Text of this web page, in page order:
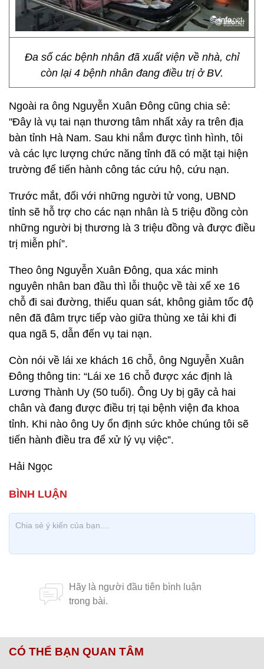
Đa số các bệnh nhân đã xuất viện về nhà, chỉ
còn lại 4 bệnh nhân đang điều trị ở BV.
Ngoài ra ông Nguyễn Xuân Đông cũng chia sẻ:
"Đây là vụ tai nạn thương tâm nhất xảy ra trên địa
bàn tỉnh Hà Nam. Sau khi nắm được tình hình, tôi
và các lực lượng chức năng tỉnh đã có mặt tại hiện
trường để tiến hành công tác cứu hộ, cứu nạn.
Trước mắt, đối với những người tử vong, UBND
tỉnh sẽ hỗ trợ cho các nạn nhân là 5 triệu đồng còn
những người bị thương là 3 triệu đồng và được điều
trị miễn phí”.
Theo ông Nguyễn Xuân Đông, qua xác minh
nguyên nhân ban đầu thì lỗi thuộc về tài xế xe 16
chỗ đi sai đường, thiếu quan sát, không giảm tốc độ
nên đã đâm trực tiếp vào giữa thùng xe tải khi đi
qua ngã 5, dẫn đến vụ tai nạn.
Còn nói về lái xe khách 16 chỗ, ông Nguyễn Xuân
Đông thông tin: “Lái xe 16 chỗ được xác định là
Lương Thành Uy (50 tuổi). Ông Uy bị gãy cả hai
chân và đang được điều trị tại bệnh viện đa khoa
tỉnh. Khi nào ông Uy ổn định sức khỏe chúng tôi sẽ
tiến hành điều tra để xử lý vụ việc”.
Hải Ngọc
CÓ THỂ BẠN QUAN TÂM